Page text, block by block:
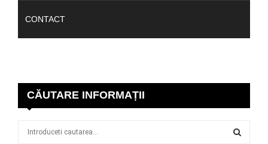
CONTACT
CĂUTARE INFORMAȚII